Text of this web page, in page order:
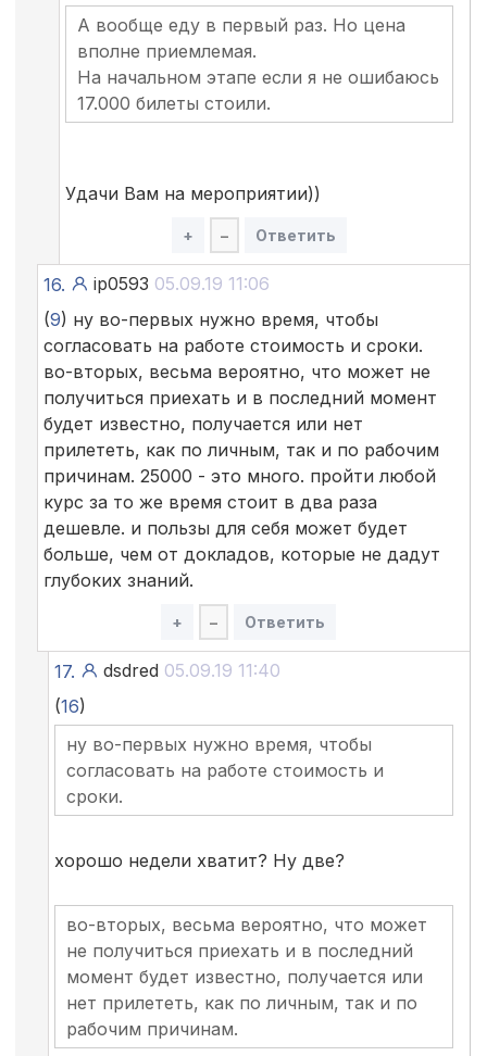
А вообще еду в первый раз. Но цена
вполне приемлемая.
На начальном этапе если я не ошибаюсь
17.000 билеты стоили.
Удачи Вам на мероприятии))
+ – Ответить
16. ip0593 05.09.19 11:06
(9) ну во-первых нужно время, чтобы
согласовать на работе стоимость и сроки.
во-вторых, весьма вероятно, что может не
получиться приехать и в последний момент
будет известно, получается или нет
прилететь, как по личным, так и по рабочим
причинам. 25000 - это много. пройти любой
курс за то же время стоит в два раза
дешевле. и пользы для себя может будет
больше, чем от докладов, которые не дадут
глубоких знаний.
+ – Ответить
17. dsdred 05.09.19 11:40
(16)
ну во-первых нужно время, чтобы
согласовать на работе стоимость и
сроки.
хорошо недели хватит? Ну две?
во-вторых, весьма вероятно, что может
не получиться приехать и в последний
момент будет известно, получается или
нет прилететь, как по личным, так и по
рабочим причинам.